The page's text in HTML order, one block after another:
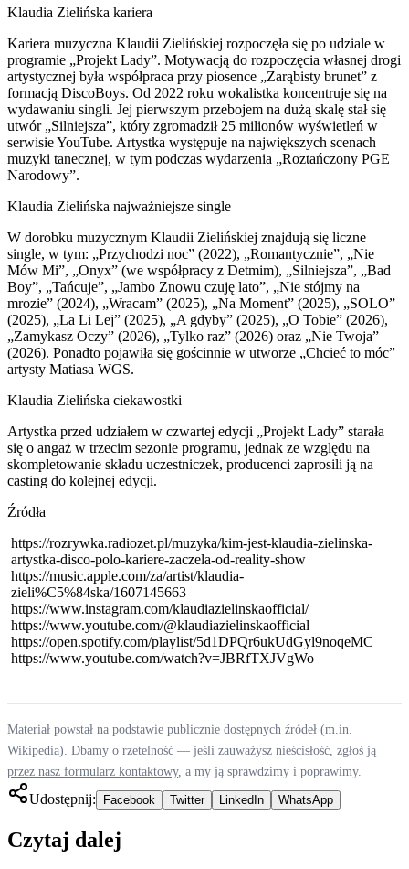
Klaudia Zielińska kariera
Kariera muzyczna Klaudii Zielińskiej rozpoczęła się po udziale w
programie „Projekt Lady”. Motywacją do rozpoczęcia własnej drogi
artystycznej była współpraca przy piosence „Zarąbisty brunet” z
formacją DiscoBoys. Od 2022 roku wokalistka koncentruje się na
wydawaniu singli. Jej pierwszym przebojem na dużą skalę stał się
utwór „Silniejsza”, który zgromadził 25 milionów wyświetleń w
serwisie YouTube. Artystka występuje na największych scenach
muzyki tanecznej, w tym podczas wydarzenia „Roztańczony PGE
Narodowy”.
Klaudia Zielińska najważniejsze single
W dorobku muzycznym Klaudii Zielińskiej znajdują się liczne
single, w tym: „Przychodzi noc” (2022), „Romantycznie”, „Nie
Mów Mi”, „Onyx” (we współpracy z Detmim), „Silniejsza”, „Bad
Boy”, „Tańcuje”, „Jambo Znowu czuję lato”, „Nie stójmy na
mrozie” (2024), „Wracam” (2025), „Na Moment” (2025), „SOLO”
(2025), „La Li Lej” (2025), „A gdyby” (2025), „O Tobie” (2026),
„Zamykasz Oczy” (2026), „Tylko raz” (2026) oraz „Nie Twoja”
(2026). Ponadto pojawiła się gościnnie w utworze „Chcieć to móc”
artysty Matiasa WGS.
Klaudia Zielińska ciekawostki
Artystka przed udziałem w czwartej edycji „Projekt Lady” starała
się o angaż w trzecim sezonie programu, jednak ze względu na
skompletowanie składu uczestniczek, producenci zaprosili ją na
casting do kolejnej edycji.
Źródła
https://rozrywka.radiozet.pl/muzyka/kim-jest-klaudia-zielinska-
artystka-disco-polo-kariere-zaczela-od-reality-show
https://music.apple.com/za/artist/klaudia-
zieli%C5%84ska/1607145663
https://www.instagram.com/klaudiazielinskaofficial/
https://www.youtube.com/@klaudiazielinskaofficial
https://open.spotify.com/playlist/5d1DPQr6ukUdGyl9noqeMC
https://www.youtube.com/watch?v=JBRfTXJVgWo
Materiał powstał na podstawie publicznie dostępnych źródeł (m.in.
Wikipedia). Dbamy o rzetelność — jeśli zauważysz nieścisłość, zgłoś ją
przez nasz formularz kontaktowy, a my ją sprawdzimy i poprawimy.
Udostępnij: Facebook Twitter LinkedIn WhatsApp
Czytaj dalej